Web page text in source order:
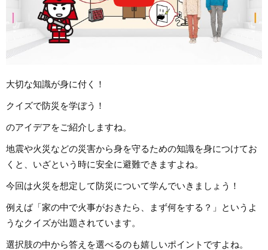
大切な知識が身に付く！
クイズで防災を学ぼう！
のアイデアをご紹介しますね。
地震や火災などの災害から身を守るための知識を身につけてお
くと、いざという時に安全に避難できますよね。
今回は火災を想定して防災について学んでいきましょう！
例えば「家の中で火事がおきたら、まず何をする？」というよ
うなクイズが出題されています。
選択肢の中から答えを選べるのも嬉しいポイントですよね。